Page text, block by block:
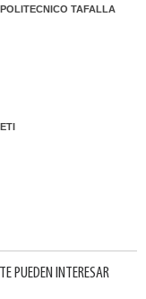
TAFALLA
PUEDEN INTERESAR